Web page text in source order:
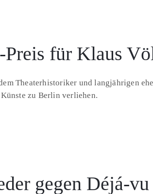
für Klaus
Theaterhistoriker und langjährigen
zu Berlin verliehen.
gegen Déjá-vu